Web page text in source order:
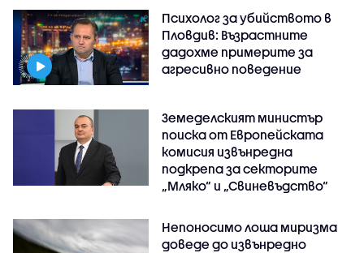
Психолог за убийството в
Пловдив: Възрастните
дадохме примерите за
агресивно поведение
Земеделският министър
поиска от Европейската
комисия извънредна
подкрепа за секторите
„Мляко“ и „Свиневъдство“
Непоносимо лоша миризма
доведе до извънредно